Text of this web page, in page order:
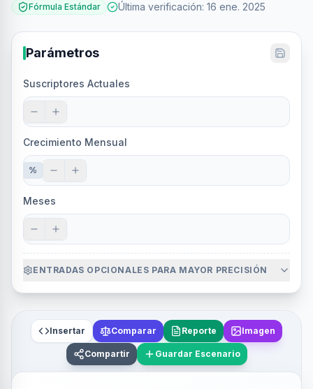
Fórmula Estándar Última verificación: 16 ene. 2025
Parámetros
Suscriptores Actuales
Crecimiento Mensual
%
Meses
ENTRADAS OPCIONALES PARA MAYOR PRECISIÓN
Insertar Comparar Reporte Imagen
Compartir Guardar Escenario